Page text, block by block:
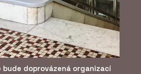
bude doprovázená organizací